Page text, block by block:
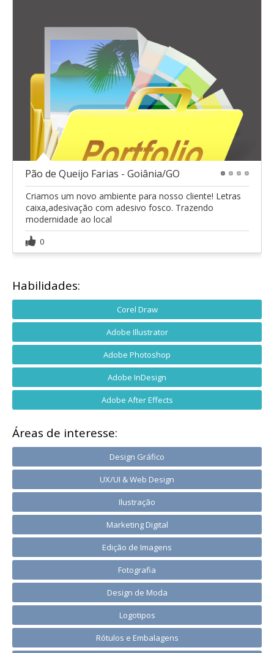
Pão de Queijo Farias - Goiânia/GO
Criamos um novo ambiente para nosso cliente! Letras
caixa,adesivação com adesivo fosco. Trazendo
modernidade ao local
0
Habilidades:
Corel Draw
Adobe Illustrator
Adobe Photoshop
Adobe InDesign
Adobe After Effects
Áreas de interesse:
Design Gráfico
UX/UI & Web Design
Ilustração
Marketing Digital
Edição de Imagens
Fotografia
Design de Moda
Logotipos
Rótulos e Embalagens